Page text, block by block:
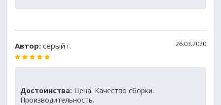
Автор: серый г. 26.03.2020
Достоинства: Цена. Качество сборки.
Производительность.